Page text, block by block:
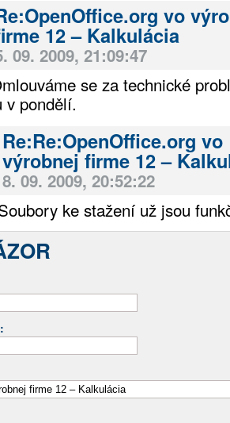
vo
12 – Kalkulácia
09. 2009, 21:09:47
se za technické
v pondělí.
Re:Re:OpenOffice.org vo
výrobnej firme 12 –
8. 09. 2009, 20:52:22
ke stažení už jsou